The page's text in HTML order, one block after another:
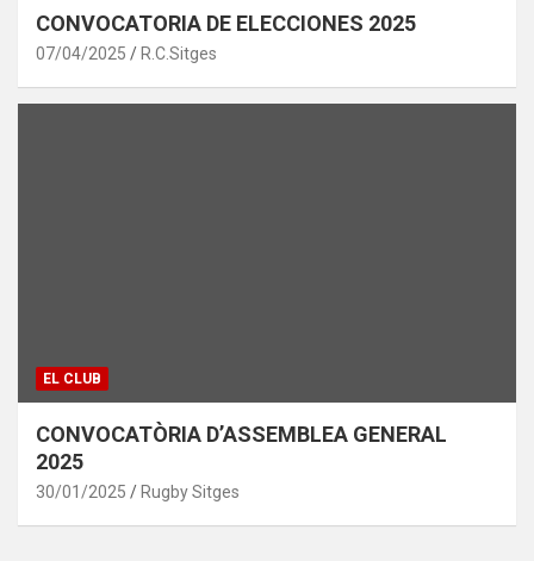
CONVOCATORIA DE ELECCIONES 2025
07/04/2025 R.C.Sitges
EL CLUB
CONVOCATÒRIA D’ASSEMBLEA GENERAL
2025
30/01/2025 Rugby Sitges